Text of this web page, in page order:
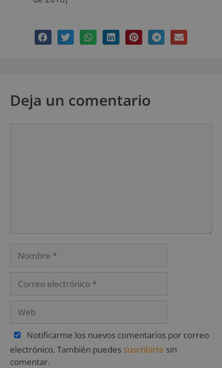
Deja un comentario
Notificarme los nuevos comentarios por correo
electrónico. También puedes suscribirte sin
comentar.